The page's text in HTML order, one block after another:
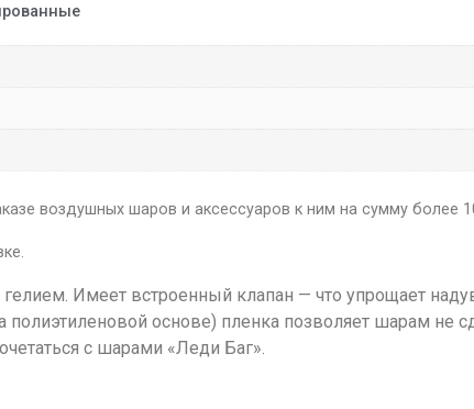
воздушных шаров и аксессуаров к ним на сумму более
Имеет встроенный клапан — что упрощает
полиэтиленовой основе) пленка позволяет шарам не
с шарами «Леди Баг».